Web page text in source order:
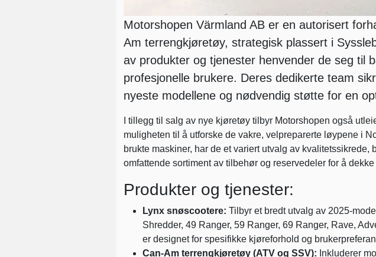
Motorshopen Värmland AB er en autorisert
Am terrengkjøretøy, strategisk plassert i
av produkter og tjenester henvender de seg til
profesjonelle brukere. Deres dedikerte team
nyeste modellene og nødvendig støtte for en
I tillegg til salg av nye kjøretøy tilbyr Motorshopen også
muligheten til å utforske de vakre, velpreparerte løypene i
brukte maskiner, har de et variert utvalg av kvalitetssikrede,
omfattende sortiment av tilbehør og reservedeler for å
Produkter og tjenester:
Lynx snøscootere: Tilbyr et bredt utvalg av 2025-
Shredder, 49 Ranger, 59 Ranger, 69 Ranger, Rave,
er designet for spesifikke kjøreforhold og
Can-Am terrengkjøretøy (ATV og SSV): Inkluderer